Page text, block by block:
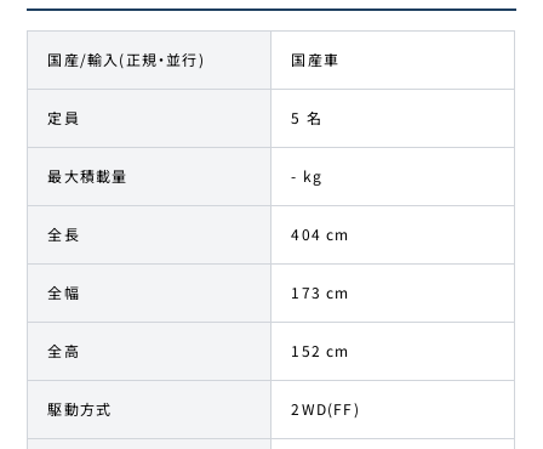
国産/輸入(正規・並行) 国産車
定員 5 名
最大積載量 - kg
全長 404 cm
全幅 173 cm
全高 152 cm
駆動方式 2WD(FF)